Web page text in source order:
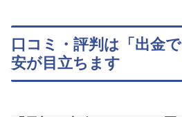
口コミ・評判は「出金
安が目立ちます